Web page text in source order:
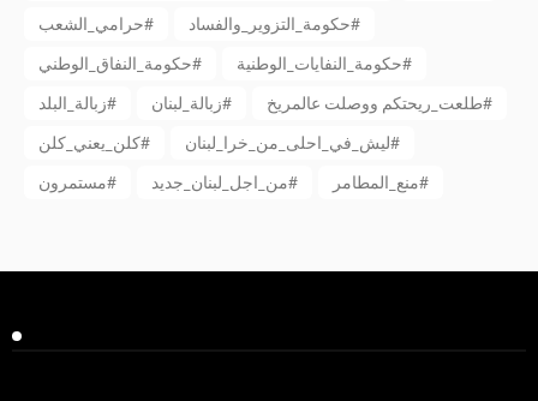
حرامي_الشعب#
حكومة_التزوير_والفساد#
حكومة_النفاق_الوطني#
حكومة_النفايات_الوطنية#
زبالة_البلد#
زبالة_لبنان#
طلعت_ريحتكم ووصلت عالمريخ#
كلن_يعني_كلن#
ليش_في_احلى_من_خرا_لبنان#
مستمرون#
من_اجل_لبنان_جديد# منع_المطامر#